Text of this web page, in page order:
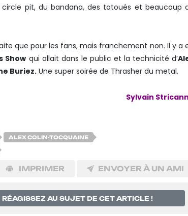
pit, du bandana, des tatoués et beaucoup
que pour les fans, mais franchement non. Il y a
Show qui allait dans le public et la technicité d’
Buriez.Une super soirée de Thrasher du metal.
Sylvain
ALEX COLIN-TOCQUAINE
IMPRIMER ENVOYER À UN AMI
RÉAGISSEZ AU SUJET DE CET ARTICLE !